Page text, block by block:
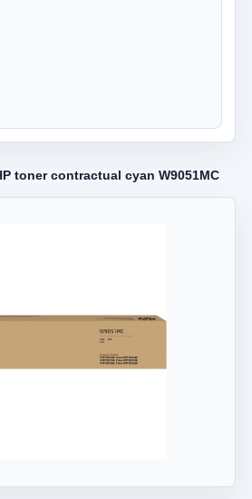
toner contractual cyan W9051MC